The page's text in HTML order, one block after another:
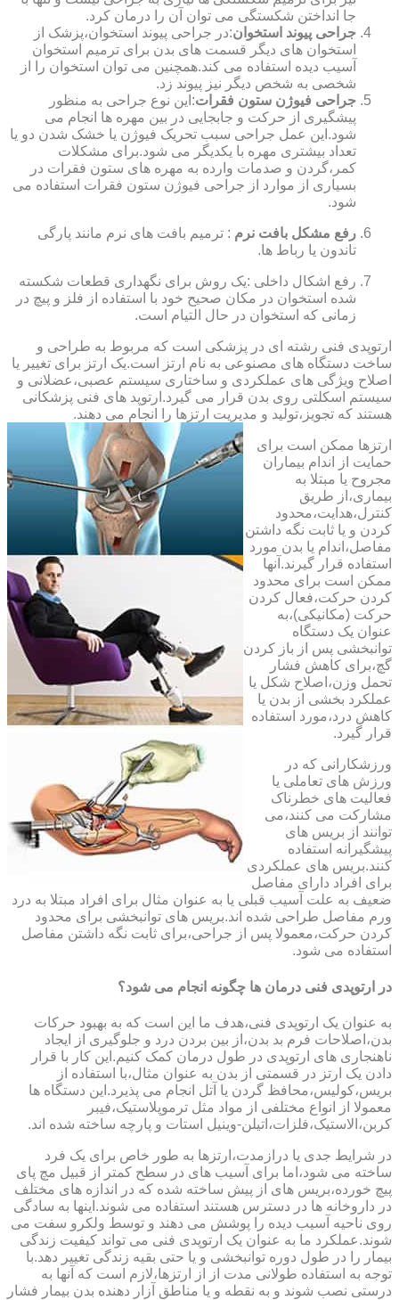
جا انداختن شکستگی می توان آن را درمان کرد.
جراحی پیوند استخوان:در جراحی پیوند استخوان،پزشک از
استخوان های دیگر قسمت های بدن برای ترمیم استخوان
آسیب دیده استفاده می کند.همچنین می توان استخوان را از
شخصی به شخص دیگر نیز پیوند زد.
جراحی فیوژن ستون فقرات:این نوع جراحی به منظور
پیشگیری از حرکت و جابجایی در بین مهره ها انجام می
شود.این عمل جراحی سبب تحریک فیوژن یا خشک شدن دو یا
تعداد بیشتری مهره با یکدیگر می شود.برای مشکلات
کمر،گردن و صدمات وارده به مهره های ستون فقرات در
بسیاری از موارد از جراحی فیوژن ستون فقرات استفاده می
شود.
رفع مشکل بافت نرم : ترمیم بافت های نرم مانند پارگی
تاندون یا رباط ها.
رفع اشکال داخلی :یک روش برای نگهداری قطعات شکسته
شده استخوان در مکان صحیح خود با استفاده از فلز و پیچ در
زمانی که استخوان در حال التیام است.
ارتوپدی فنی رشته ای در پزشکی است که مربوط به طراحی و
ساخت دستگاه های مصنوعی به نام ارتز است.یک ارتز برای تغییر یا
اصلاح ویژگی های عملکردی و ساختاری سیستم عصبی،عضلانی و
سیستم اسکلتی روی بدن قرار می گیرد.ارتوپد های فنی پزشکانی
هستند که تجویز،تولید و مدیریت ارتزها را انجام می دهند.
ارتزها ممکن است برای
حمایت از اندام بیماران
مجروح یا مبتلا به
بیماری،از طریق
کنترل،هدایت،محدود
کردن و یا ثابت نگه داشتن
مفاصل،اندام یا بدن مورد
استفاده قرار گیرند.آنها
ممکن است برای محدود
کردن حرکت،فعال کردن
حرکت (مکانیکی)،به
عنوان یک دستگاه
توانبخشی پس از باز کردن
گچ،برای کاهش فشار
تحمل وزن،اصلاح شکل یا
عملکرد بخشی از بدن یا
کاهش درد،مورد استفاده
قرار گیرد.
ورزشکارانی که در
ورزش های تعاملی یا
فعالیت های خطرناک
مشارکت می کنند،می
توانند از بریس های
پیشگیرانه استفاده
کنند.بریس های عملکردی
برای افراد دارای مفاصل
ضعیف به علت آسیب قبلی یا به عنوان مثال برای افراد مبتلا به درد
ورم مفاصل طراحی شده اند.بریس های توانبخشی برای محدود
کردن حرکت،معمولا پس از جراحی،برای ثابت نگه داشتن مفاصل
استفاده می شود.
در ارتوپدی فنی درمان ها چگونه انجام می شود؟
به عنوان یک ارتوپدی فنی،هدف ما این است که به بهبود حرکات
بدن،اصلاحات فرم بد بدن،از بین بردن درد و جلوگیری از ایجاد
ناهنجاری های ارتوپدی در طول درمان کمک کنیم.این کار با قرار
دادن یک ارتز در قسمتی از بدن به عنوان مثال،با استفاده از
بریس،کولیس،محافظ گردن یا آتل انجام می پذیرد.این دستگاه ها
معمولا از انواع مختلفی از مواد مثل ترموپلاستیک،فیبر
کربن،الاستیک،فلزات،اتیلن-وینیل استات و پارچه ساخته شده اند.
در شرایط جدی یا درازمدت،ارتزها به طور خاص برای یک فرد
ساخته می شود،اما برای آسیب های در سطح کمتر از قبیل مچ پای
پیچ خورده،بریس های از پیش ساخته شده که در اندازه های مختلف
در داروخانه ها در دسترس هستند استفاده می شوند.اینها به سادگی
روی ناحیه آسیب دیده را پوشش می دهند و توسط ولکرو سفت می
شوند.عملکرد ما به عنوان یک ارتوپدی فنی می تواند کیفیت زندگی
بیمار را در طول دوره توانبخشی و یا حتی بقیه زندگی تغییر دهد.با
توجه به استفاده طولانی مدت از از ارتزها،لازم است که آنها به
درستی نصب شوند و به نقطه و یا مناطق آزار دهنده بدن بیمار فشار